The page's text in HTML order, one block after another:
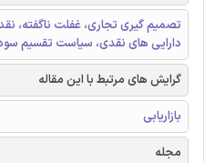
تصمیم گیری تجاری، غفلت ناگفته،
دارایی های نقدی، سیاست تقسیم
گرایش های مرتبط با این مقاله
بازاریابی
مجله